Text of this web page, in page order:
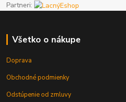
Partneri:
Všetko o nákupe
Doprava
Obchodné podmienky
Odstúpenie od zmluvy